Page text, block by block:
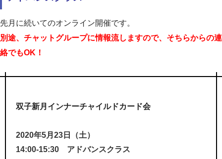
先月に続いてのオンライン開催です。
別途、チャットグループに情報流しますので、そちらからの連
絡でもOK！
双子新月インナーチャイルドカード会
2020年5月23日（土）
14:00-15:30 アドバンスクラス